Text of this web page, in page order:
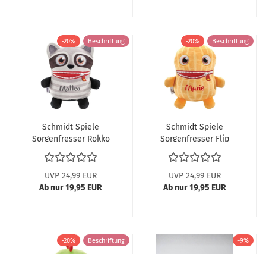
-20% Beschriftung
Schmidt Spiele
Sorgenfresser Rokko
42678
UVP 24,99 EUR
Ab nur 19,95 EUR
-20% Beschriftung
Schmidt Spiele
Sorgenfresser Flip
42679
UVP 24,99 EUR
Ab nur 19,95 EUR
-20% Beschriftung -9%